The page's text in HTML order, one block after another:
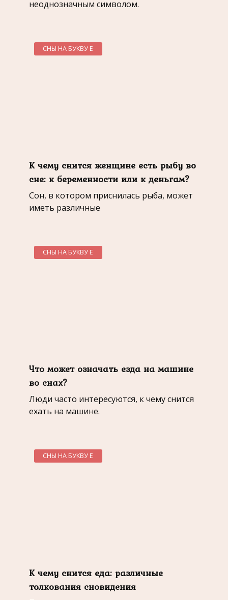
неоднозначным символом.
СНЫ НА БУКВУ Е
К чему снится женщине есть рыбу во
сне: к беременности или к деньгам?
Сон, в котором приснилась рыба, может
иметь различные
СНЫ НА БУКВУ Е
Что может означать езда на машине
во снах?
Люди часто интересуются, к чему снится
ехать на машине.
СНЫ НА БУКВУ Е
К чему снится еда: различные
толкования сновидения